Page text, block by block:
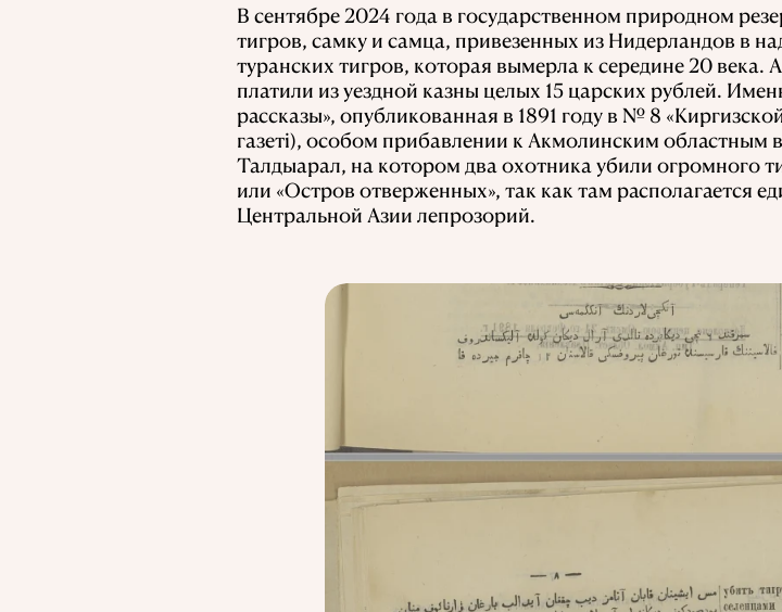
В сентябре 2024 года в государственном природном
тигров, самку и самца, привезенных из Нидерландов в
туранских тигров, которая вымерла к середине 20 века.
платили из уездной казны целых 15 царских рублей.
рассказы», опубликованная в 1891 году в № 8
газеті), особом прибавлении к Акмолинским областным
Талдыарал, на котором два охотника убили огромного
или «Остров отверженных», так как там располагается
Центральной Азии лепрозорий.